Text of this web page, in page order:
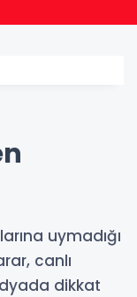
uymadığı
canlı
dikkat